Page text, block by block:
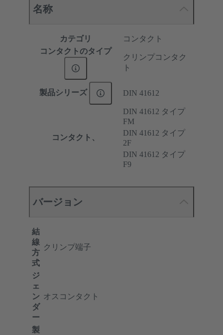
名称
カテゴリ
コンタクト
コンタクトのタイプ
クリンプコンタク
ト
製品シリーズ DIN 41612
コンタクト、
DIN 41612 タイプ
FM
DIN 41612 タイプ
2F
DIN 41612 タイプ
F9
バージョン
結
線
方
式
クリンプ端子
ジ
ェ
ン
ダ
ー
オスコンタクト
製